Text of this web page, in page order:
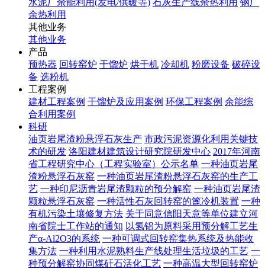
水泥厂余能利用(发电/供暖等) 石灰生产线余热利用 钢厂
余热利用
其他业务
其他业务
产品
预热器 回转窑炉 干馏炉 烘干机 冷却机 粉磨设备 破碎设
备 选粉机
工程案例
建材工程案例 干馏炉及应用案例 环保工程案例 余能综
合利用案例
科研
油页岩尾渣粉悬浮石灰生产 市政污泥资源化利用关键技
术的研发 洛阳建材建筑设计研究院研发中心 2017年河南
省工程研究中心（工程实验室）公示名单 一种油页岩尾
渣粉悬浮石灰窑 一种油页岩尾渣粉悬浮石灰窑的生产工
艺 一种印尼沥青岩尾渣颗粒的预分解窑 一种油页岩尾渣
颗粒悬浮石灰窑 一种活性石灰回转窑的篦冷机装置 一种
有机污染土壤修复方法 关于同意信阳天意等单位建立河
南省院士工作站的通知 以氢铝为原料采用预分解工艺生
产α-Al2O3的系统 一种可调式回转窑集热系统及热能收
集方法 一种利用水泥熟料生产线处理生活垃圾的工艺 一
种预分解窑协同煤矸石活化工艺 一种高温大型回转窑炉